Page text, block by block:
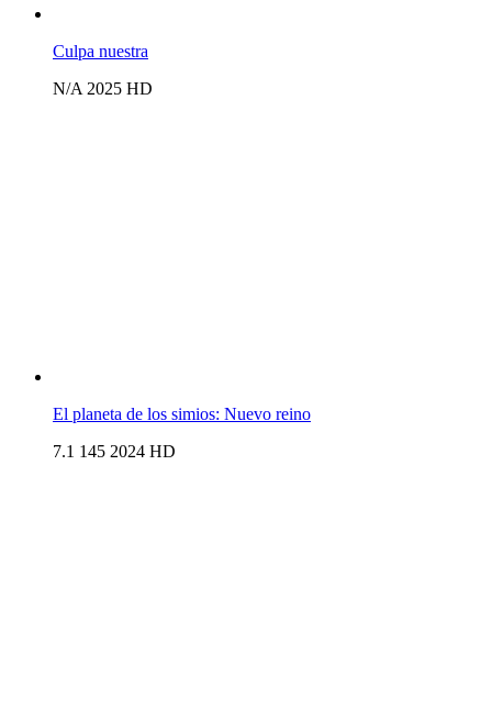
Culpa nuestra
N/A 2025 HD
El planeta de los simios: Nuevo reino
7.1 145 2024 HD